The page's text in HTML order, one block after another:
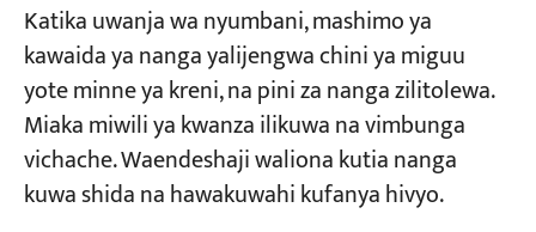
Katika uwanja wa nyumbani, mashimo ya
kawaida ya nanga yalijengwa chini ya miguu
yote minne ya kreni, na pini za nanga zilitolewa.
Miaka miwili ya kwanza ilikuwa na vimbunga
vichache. Waendeshaji waliona kutia nanga
kuwa shida na hawakuwahi kufanya hivyo.